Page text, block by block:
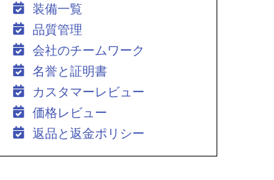
装備一覧
品質管理
会社のチームワーク
名誉と証明書
カスタマーレビュー
価格レビュー
返品と返金ポリシー